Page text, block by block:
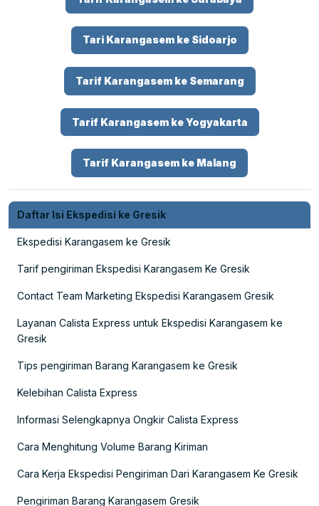
Tari Karangasem ke Sidoarjo
Tarif Karangasem ke Semarang
Tarif Karangasem ke Yogyakarta
Tarif Karangasem ke Malang
Daftar Isi Ekspedisi ke Gresik
Ekspedisi Karangasem ke Gresik
Tarif pengiriman Ekspedisi Karangasem Ke Gresik
Contact Team Marketing Ekspedisi Karangasem Gresik
Layanan Calista Express untuk Ekspedisi Karangasem ke
Gresik
Tips pengiriman Barang Karangasem ke Gresik
Kelebihan Calista Express
Informasi Selengkapnya Ongkir Calista Express
Cara Menghitung Volume Barang Kiriman
Cara Kerja Ekspedisi Pengiriman Dari Karangasem Ke Gresik
Pengiriman Barang Karangasem Gresik